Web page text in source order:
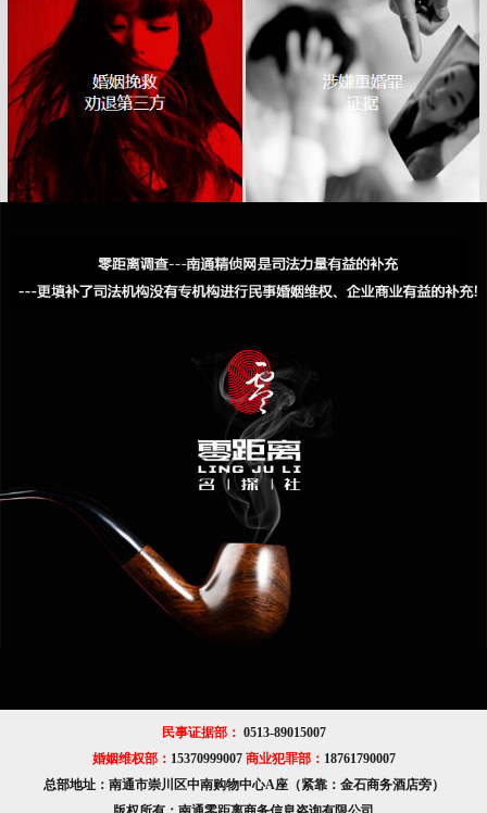
民事证据部： 0513-89015007
婚姻维权部： 15370999007 商业犯罪部： 18761790007
总部地址：南通市崇川区中南购物中心A座（紧靠：金石商务酒店旁）